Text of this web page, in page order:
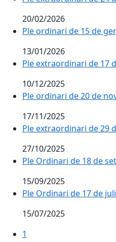
20/02/2026
Ple ordinari de 15 de
13/01/2026
Ple extraordinari de 17
10/12/2025
Ple ordinari de 20 de
17/11/2025
Ple extraordinari de 29
27/10/2025
Ple Ordinari de 18 de
15/09/2025
Ple Ordinari de 17 de
15/07/2025
1